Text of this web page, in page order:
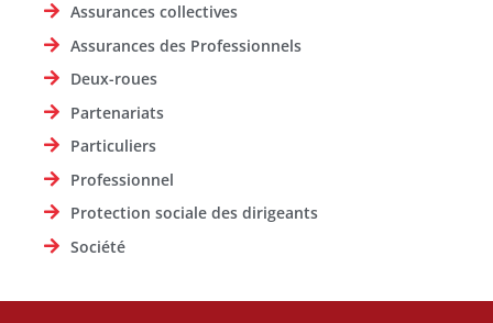
Assurances collectives
Assurances des Professionnels
Deux-roues
Partenariats
Particuliers
Professionnel
Protection sociale des dirigeants
Société